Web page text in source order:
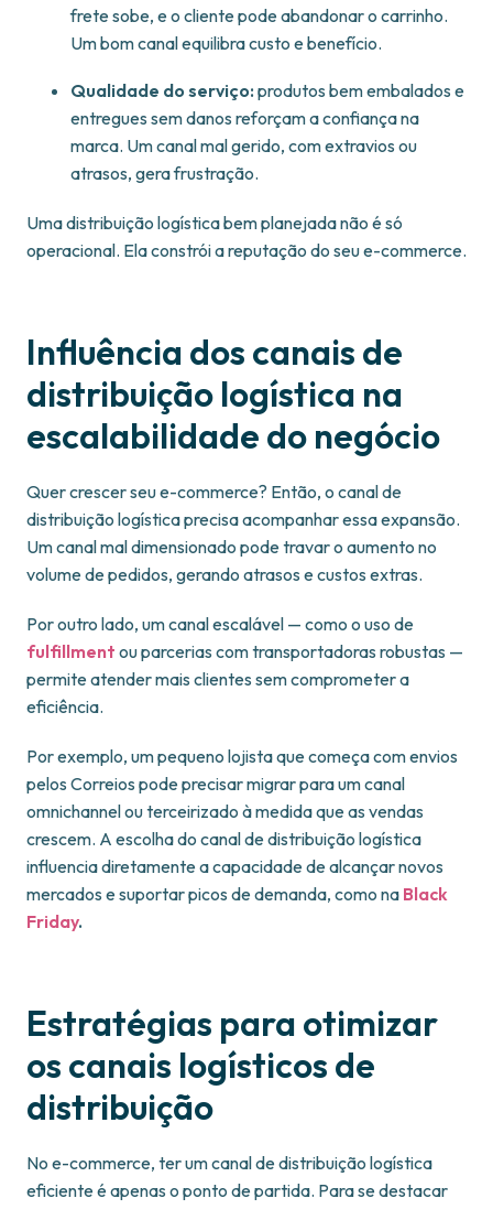
frete sobe, e o cliente pode abandonar o carrinho.
Um bom canal equilibra custo e benefício.
Qualidade do serviço: produtos bem embalados e
entregues sem danos reforçam a confiança na
marca. Um canal mal gerido, com extravios ou
atrasos, gera frustração.
Uma distribuição logística bem planejada não é só
operacional. Ela constrói a reputação do seu e-commerce.
Influência dos canais de
distribuição logística na
escalabilidade do negócio
Quer crescer seu e-commerce? Então, o canal de
distribuição logística precisa acompanhar essa expansão.
Um canal mal dimensionado pode travar o aumento no
volume de pedidos, gerando atrasos e custos extras.
Por outro lado, um canal escalável — como o uso de
fulfillment ou parcerias com transportadoras robustas —
permite atender mais clientes sem comprometer a
eficiência.
Por exemplo, um pequeno lojista que começa com envios
pelos Correios pode precisar migrar para um canal
omnichannel ou terceirizado à medida que as vendas
crescem. A escolha do canal de distribuição logística
influencia diretamente a capacidade de alcançar novos
mercados e suportar picos de demanda, como na Black
Friday.
Estratégias para otimizar
os canais logísticos de
distribuição
No e-commerce, ter um canal de distribuição logística
eficiente é apenas o ponto de partida. Para se destacar